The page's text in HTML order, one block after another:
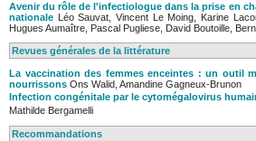
Avenir du rôle de l'infectiologue dans la prise en
nationale Léo Sauvat, Vincent Le Moing, Karine
Hugues Aumaître, Pascal Pugliese, David Boutoille,
Revues générales de la littérature
La vaccination des femmes enceintes : un outil
nourrissons Ons Walid, Amandine Gagneux-Brunon
Infection congénitale par le cytomégalovirus
Mathilde Bergamelli
Recommandations